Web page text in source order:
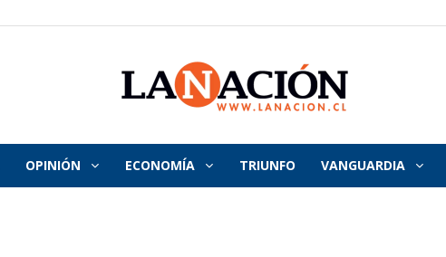
La
OPINIÓN ECONOMÍA TRIUNFO VANGUARDIA